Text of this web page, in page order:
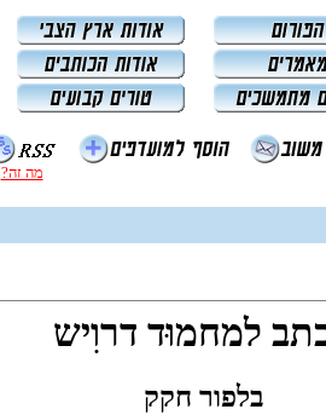
מה זה?
למחמוּד דרוִיש
בלפור חקק